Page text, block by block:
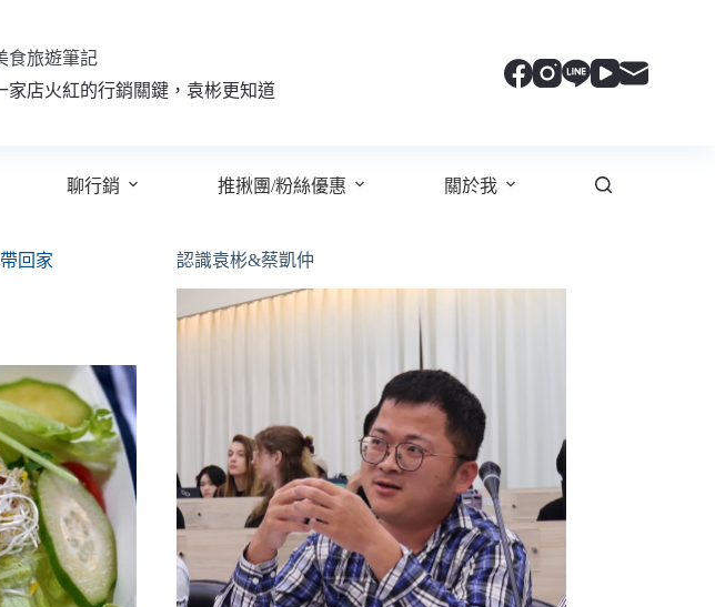
食旅遊筆記
店火紅的行銷關鍵，袁彬更知道
聊行銷 推揪團/粉絲優惠 關於我
回家 認識袁彬&蔡凱仲